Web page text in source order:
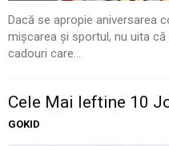
Dacă se apropie aniversarea
mișcarea și sportul, nu uita
cadouri care...
Cele Mai Ieftine 10
GOKID